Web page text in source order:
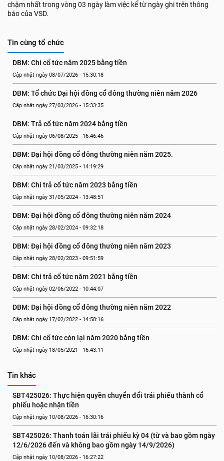
chậm nhất trong vòng 03 ngày làm việc kể từ ngày ghi trên thông
báo của VSD.
Tin cùng tổ chức
DBM: Chi cổ tức năm 2025 bằng tiền
Cập nhật ngày 08/07/2026 - 15:30:18
DBM: Tổ chức Đại hội đồng cổ đông thường niên năm 2026
Cập nhật ngày 27/03/2026 - 15:33:35
DBM: Trả cổ tức năm 2024 bằng tiền
Cập nhật ngày 06/08/2025 - 16:46:46
DBM: Đại hội đồng cổ đông thường niên năm 2025.
Cập nhật ngày 21/03/2025 - 14:19:29
DBM: Chi trả cổ tức năm 2023 bằng tiền
Cập nhật ngày 31/05/2024 - 13:48:51
DBM: Đại hội đồng cổ đông thường niên năm 2024
Cập nhật ngày 28/02/2024 - 09:32:18
DBM: Đại hội đồng cổ đông thường niên năm 2023
Cập nhật ngày 28/02/2023 - 09:51:59
DBM: Chi trả cổ tức năm 2021 bằng tiền
Cập nhật ngày 02/06/2022 - 10:44:07
DBM: Đại hội đồng cổ đông thường niên năm 2022
Cập nhật ngày 17/02/2022 - 14:58:16
DBM: Chi cổ tức còn lại năm 2020 bằng tiền
Cập nhật ngày 18/05/2021 - 16:43:11
Tin khác
SBT425026: Thực hiện quyền chuyển đổi trái phiếu thành cổ
phiếu hoặc nhận tiền
Cập nhật ngày 10/08/2026 - 16:30:16
SBT425026: Thanh toán lãi trái phiếu kỳ 04 (từ và bao gồm ngày
12/6/2026 đến và không bao gồm ngày 14/9/2026)
Cập nhật ngày 10/08/2026 - 16:27:22